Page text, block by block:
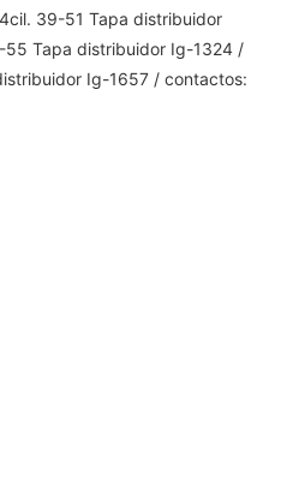
39-51 Tapa distribuidor
Tapa distribuidor Ig-1324 /
Ig-1657 / contactos: